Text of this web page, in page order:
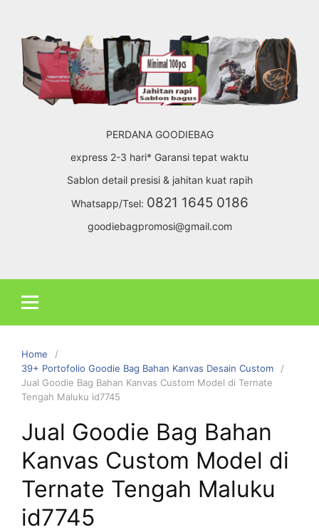
content
PERDANA GOODIEBAG
express 2-3 hari* Garansi tepat waktu
Sablon detail presisi & jahitan kuat rapih
Whatsapp/Tsel: 0821 1645 0186
goodiebagpromosi@gmail.com
Home
39+ Portofolio Goodie Bag Bahan Kanvas Desain Custom
Jual Goodie Bag Bahan Kanvas Custom Model di Ternate
Tengah Maluku id7745
Jual Goodie Bag Bahan
Kanvas Custom Model di
Ternate Tengah Maluku
id7745